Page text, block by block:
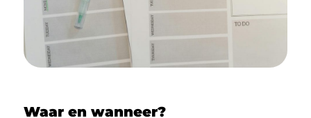
Waar en wanneer?